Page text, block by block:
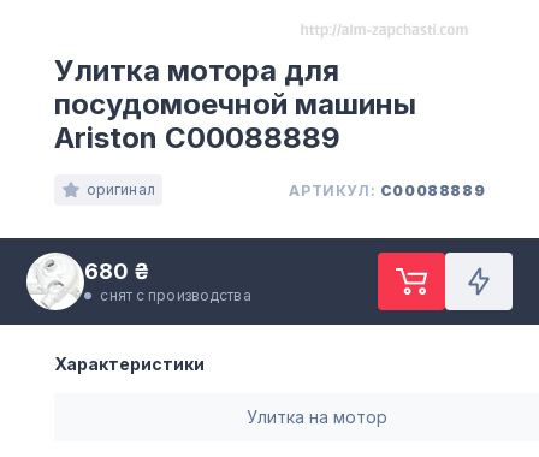
Улитка мотора для
посудомоечной машины
Ariston C00088889
оригинал АРТИКУЛ: C00088889
680 ₴
снят с производства
Характеристики
Улитка на мотор